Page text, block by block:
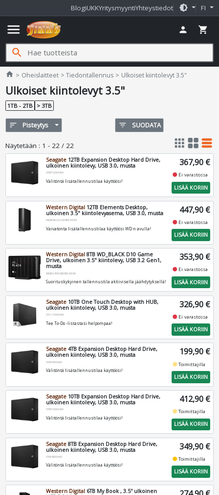
BlogiUKKYritysmyyntiYhteystiedot brightness_medium FI
menu person shopping_cart
search
home Jimms.fi
Oheislaitteet Tiedontallennus Ulkoiset kiintolevyt 3.5"
Ulkoiset kiintolevyt 3.5"
1TB - 2TB > 3TB
sort Pisteytys filter_list SUODATA
Näytetään : 1 - 22 / 22 apps grid_view table_rows
Seagate 12TB Expansion Desktop Hard Drive,
ulkoinen kiintolevy, USB 3.0, musta
STKP12000400
Välitöntä lisätallennustilaa käyttöösi!
367,90 €
fiber_manual_record Ei varastossa
LISÄÄ KORIIN
Western Digital 12TB Elements Desktop,
ulkoinen 3.5" kiintolevyasema, USB 3.0, musta
WDBWLG0120HBK-EESN
Vaivatonta lisätallennustilaa käyttöösi WD:n avulla!
447,90 €
fiber_manual_record Ei varastossa
LISÄÄ KORIIN
Western Digital 8TB WD_BLACK D10 Game
Drive, ulkoinen 3.5" kiintolevy, USB 3.2 Gen1,
musta
WDBA3P0080HBK-EESN
Suorituskykyinen tallennustila aktiivisella jäähdytyksellä!
353,90 €
fiber_manual_record Ei varastossa
LISÄÄ KORIIN
Seagate 10TB One Touch Desktop with HUB,
ulkoinen kiintolevy, USB 3.0, musta
STLC10000400
Tee To-Do -listastasi helpompaa!
326,90 €
fiber_manual_record Ei varastossa
LISÄÄ KORIIN
Seagate 4TB Expansion Desktop Hard Drive,
ulkoinen kiintolevy, USB 3.0, musta
STKP4000400
Välitöntä lisätallennustilaa käyttöösi!
199,90 €
fiber_manual_recordToimittajilla
LISÄÄ KORIIN
Seagate 10TB Expansion Desktop Hard Drive,
ulkoinen kiintolevy, USB 3.0, musta
STKP10000400
Välitöntä lisätallennustilaa käyttöösi!
412,90 €
fiber_manual_recordToimittajilla
LISÄÄ KORIIN
Seagate 8TB Expansion Desktop Hard Drive,
ulkoinen kiintolevy, USB 3.0, musta
STKP8000400
Välitöntä lisätallennustilaa käyttöösi!
349,90 €
fiber_manual_recordToimittajilla
LISÄÄ KORIIN
Western Digital 6TB My Book , 3.5'' ulkoinen